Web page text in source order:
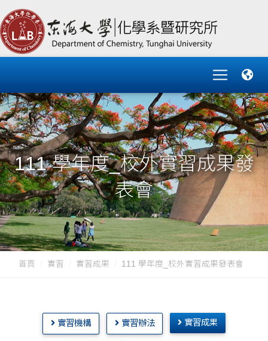
111 學年度_校外實習成果發
表會
首頁 實習 實習成果 111 學年度_校外實習成果發表會
實習機構 實習辦法 實習成果